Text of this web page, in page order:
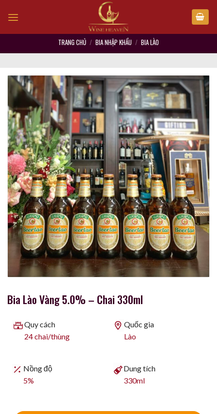
TRANG CHỦ / BIA NHẬP KHẨU / BIA LÀO
Bia Lào Vàng 5.0% – Chai 330ml
Quy cách
24 chai/thùng
Quốc gia
Lào
Nồng độ
5%
Dung tích
330ml